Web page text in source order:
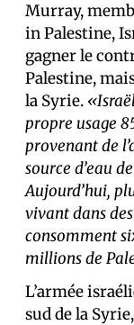
Murray,
in Palestine,
gagner le
Palestine,
la Syrie.
propre usage
provenant de
source d’eau
Aujourd’hui,
vivant dans
consomment
millions de
L’armée
sud de la